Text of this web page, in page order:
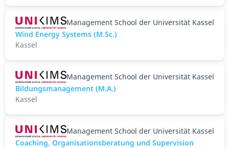
Management School der Universität Kassel
Wind Energy Systems (M.Sc.)
Kassel
Management School der Universität Kassel
Bildungsmanagement (M.A.)
Kassel
Management School der Universität Kassel
Coaching, Organisationsberatung und Supervision